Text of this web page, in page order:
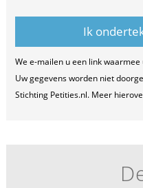
We e-mailen u een link
Uw gegevens worden niet
Stichting Petities.nl. Meer